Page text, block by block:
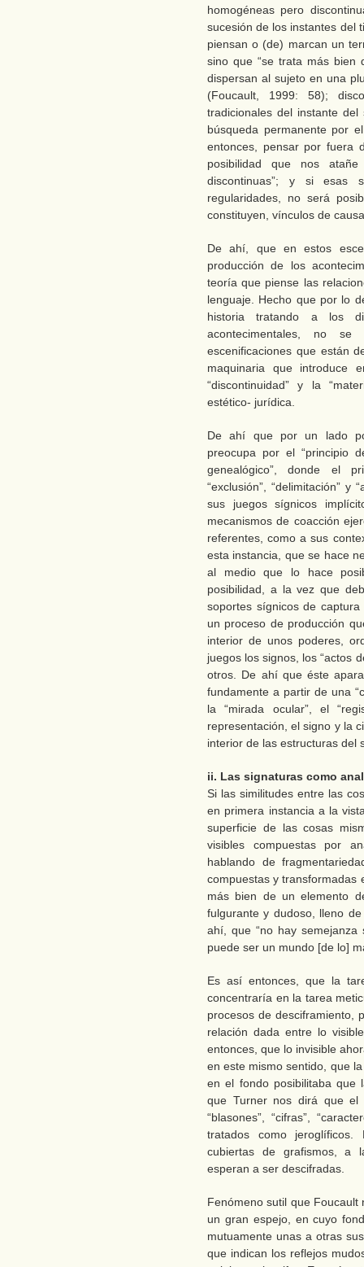
homogéneas pero
sucesión de los instantes del
piensan o (de) marcan un
sino que “se trata más bien
dispersan al sujeto en una
(Foucault, 1999: 58);
tradicionales del instante
búsqueda permanente por
entonces, pensar por fuera
posibilidad que nos
discontinuas”; y si esas
regularidades, no será
constituyen, vínculos de
De ahí, que en estos
producción de los
teoría que piense las
lenguaje. Hecho que por lo
historia tratando a los
acontecimentales, no
escenificaciones que están
maquinaria que introduce
“discontinuidad” y la
estético- jurídica.
De ahí que por un lado
preocupa por el “principio
genealógico”, donde el
“exclusión”, “delimitación” y
sus juegos sígnicos
mecanismos de coacción
referentes, como a sus
esta instancia, que se hace
al medio que lo hace
posibilidad, a la vez que
soportes sígnicos de
un proceso de producción
interior de unos poderes,
juegos los signos, los “actos
otros. De ahí que éste
fundamente a partir de una
la “mirada ocular”, el
representación, el signo y la
interior de las estructuras del
ii. Las signaturas como
Si las similitudes entre las
en primera instancia a la
superficie de las cosas
visibles compuestas por
hablando de
compuestas y transformadas
más bien de un elemento
fulgurante y dudoso, lleno
ahí, que “no hay
puede ser un mundo [de lo]
Es así entonces, que la
concentraría en la tarea
procesos de desciframiento,
relación dada entre lo
entonces, que lo invisible
en este mismo sentido, que
en el fondo posibilitaba que
que Turner nos dirá que el
“blasones”, “cifras”,
tratados como jeroglíficos.
cubiertas de grafismos, a
esperan a ser descifradas.
Fenómeno sutil que
un gran espejo, en cuyo
mutuamente unas a otras
que indican los reflejos